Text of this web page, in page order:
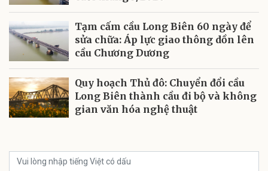
Tạm cấm cầu Long Biên 60 ngày để
sửa chữa: Áp lực giao thông dồn lên
cầu Chương Dương
Quy hoạch Thủ đô: Chuyển đổi cầu
Long Biên thành cầu đi bộ và không
gian văn hóa nghệ thuật